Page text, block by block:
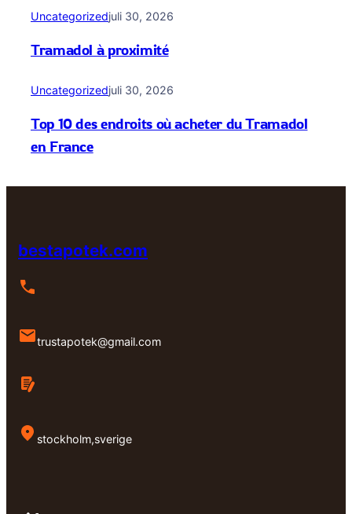
Uncategorizedjuli 30, 2026
Tramadol à proximité
Uncategorizedjuli 30, 2026
Top 10 des endroits où acheter du Tramadol
en France
bestapotek.com
trustapotek@gmail.com
stockholm,sverige